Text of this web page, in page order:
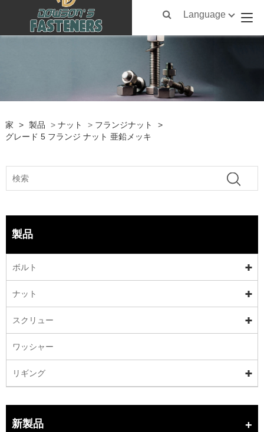
Language
家 > 製品 > ナット > フランジナット
>
グレード 5 フランジ ナット 亜鉛メッキ
製品
ボルト
ナット
スクリュー
ワッシャー
リギング
新製品